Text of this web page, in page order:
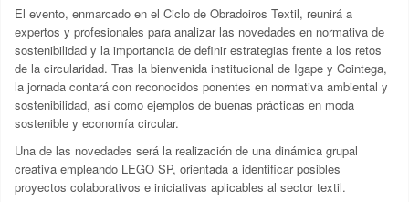
El evento, enmarcado en el Ciclo de Obradoiros Textil, reunirá a
expertos y profesionales para analizar las novedades en normativa de
sostenibilidad y la importancia de definir estrategias frente a los retos
de la circularidad. Tras la bienvenida institucional de Igape y Cointega,
la jornada contará con reconocidos ponentes en normativa ambiental y
sostenibilidad, así como ejemplos de buenas prácticas en moda
sostenible y economía circular.
Una de las novedades será la realización de una dinámica grupal
creativa empleando LEGO SP, orientada a identificar posibles
proyectos colaborativos e iniciativas aplicables al sector textil.